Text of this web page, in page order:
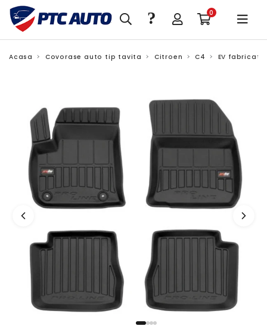
0
?
Acasa Covorase auto tip tavita Citroen C4 EV